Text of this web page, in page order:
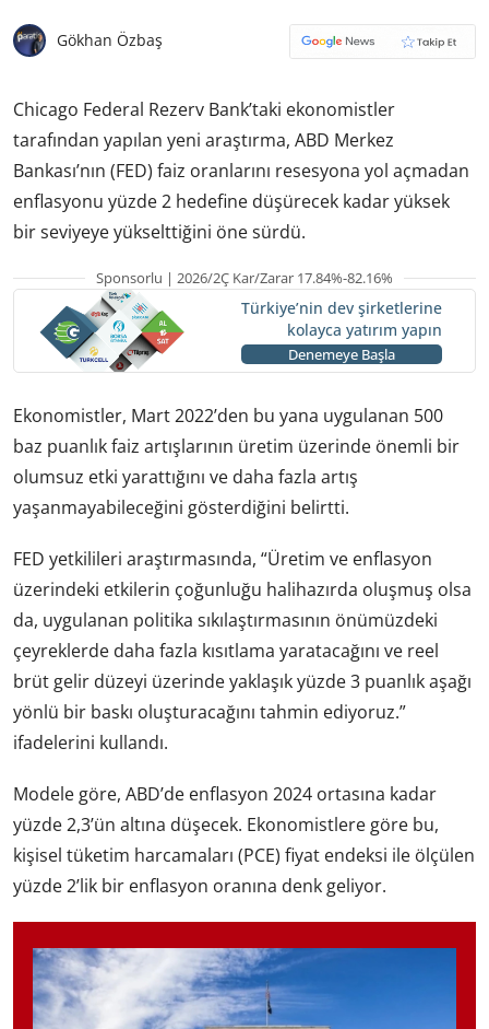
Gökhan Özbaş
Chicago Federal Rezerv Bank’taki ekonomistler
tarafından yapılan yeni araştırma, ABD Merkez
Bankası’nın (FED) faiz oranlarını resesyona yol açmadan
enflasyonu yüzde 2 hedefine düşürecek kadar yüksek
bir seviyeye yükselttiğini öne sürdü.
Sponsorlu | 2026/2Ç Kar/Zarar 17.84%-82.16%
Türkiye’nin dev şirketlerine
kolayca yatırım yapın
Denemeye Başla
Ekonomistler, Mart 2022’den bu yana uygulanan 500
baz puanlık faiz artışlarının üretim üzerinde önemli bir
olumsuz etki yarattığını ve daha fazla artış
yaşanmayabileceğini gösterdiğini belirtti.
FED yetkilileri araştırmasında, “Üretim ve enflasyon
üzerindeki etkilerin çoğunluğu halihazırda oluşmuş olsa
da, uygulanan politika sıkılaştırmasının önümüzdeki
çeyreklerde daha fazla kısıtlama yaratacağını ve reel
brüt gelir düzeyi üzerinde yaklaşık yüzde 3 puanlık aşağı
yönlü bir baskı oluşturacağını tahmin ediyoruz.”
ifadelerini kullandı.
Modele göre, ABD’de enflasyon 2024 ortasına kadar
yüzde 2,3’ün altına düşecek. Ekonomistlere göre bu,
kişisel tüketim harcamaları (PCE) fiyat endeksi ile ölçülen
yüzde 2’lik bir enflasyon oranına denk geliyor.